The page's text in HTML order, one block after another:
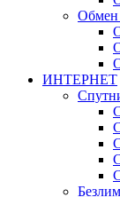
ИНТЕРНЕТ